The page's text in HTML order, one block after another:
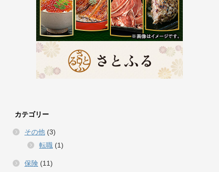
カテゴリー
その他 (3)
転職 (1)
保険 (11)